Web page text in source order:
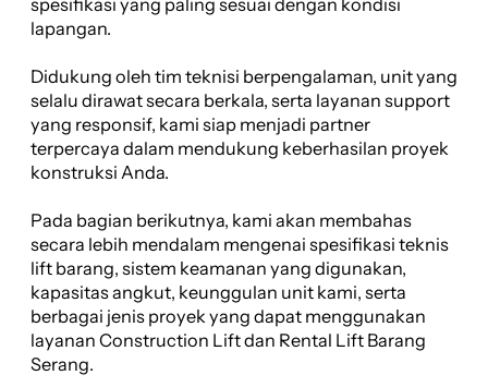
lapangan.
Didukung oleh tim teknisi berpengalaman, unit yang
selalu dirawat secara berkala, serta layanan support
yang responsif, kami siap menjadi partner
terpercaya dalam mendukung keberhasilan proyek
konstruksi Anda.
Pada bagian berikutnya, kami akan membahas
secara lebih mendalam mengenai spesifikasi teknis
lift barang, sistem keamanan yang digunakan,
kapasitas angkut, keunggulan unit kami, serta
berbagai jenis proyek yang dapat menggunakan
layanan Construction Lift dan Rental Lift Barang
Serang.